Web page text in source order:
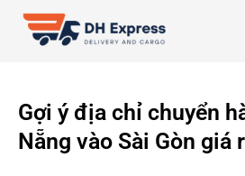
Gợi ý địa chỉ chuyển
Nẵng vào Sài Gòn giá